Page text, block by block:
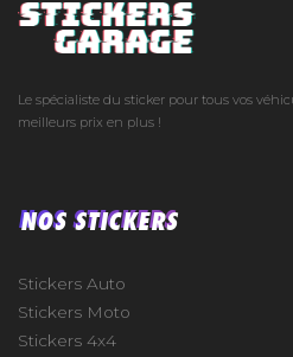
Le spécialiste du sticker pour tous vos
meilleurs prix en plus !
NOS STICKERS
Stickers Auto
Stickers Moto
Stickers 4x4